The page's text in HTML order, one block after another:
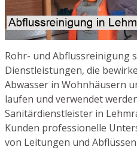
Rohr- und Abflussreinigung
Dienstleistungen, die
Abwasser in Wohnhäusern
laufen und verwendet
Sanitärdienstleister in
Kunden professionelle
von Leitungen und Abflüssen.